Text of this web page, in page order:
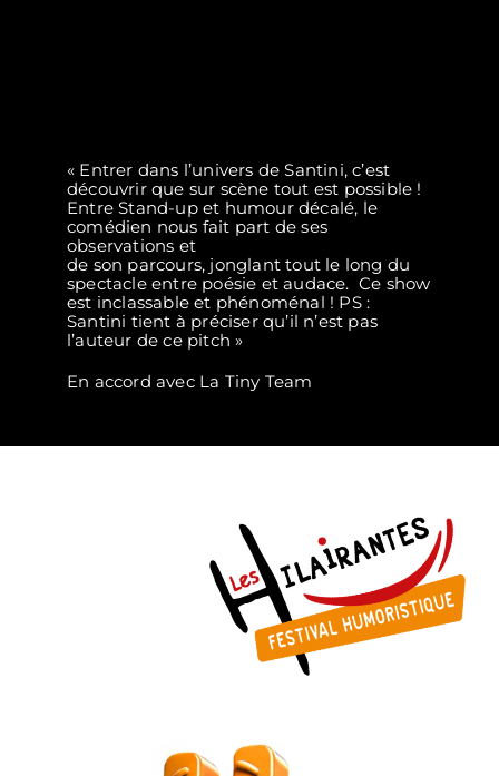
« Entrer dans l’univers de Santini, c’est
découvrir que sur scène tout est possible !
Entre Stand-up et humour décalé, le
comédien nous fait part de ses
observations et
de son parcours, jonglant tout le long du
spectacle entre poésie et audace. Ce show
est inclassable et phénoménal ! PS :
Santini tient à préciser qu’il n’est pas
l’auteur de ce pitch »
En accord avec La Tiny Team